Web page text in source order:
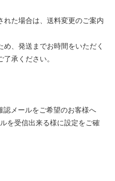
れた場合は、送料変更のご案内
、発送までお時間をいただく
承ください。
メールをご希望のお客様へ
を受信出来る様に設定をご確